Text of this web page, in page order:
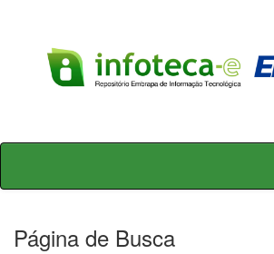
Skip
Página de Busca